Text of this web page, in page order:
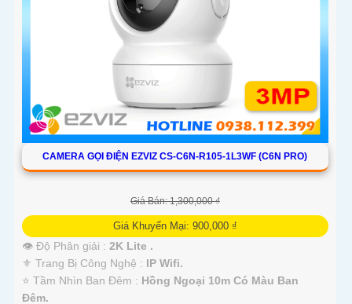
CAMERA GỌI ĐIỆN EZVIZ CS-C6N-R105-1L3WF (C6N PRO)
Giá Bán: 1,300,000 ₫
Giá Khuyến Mại: 900,000 ₫
👁 Độ Phân giải : 2K Lite .
⚜️ Trang Bị Công Nghệ : IP Wifi.
⭐ Tầm Nhìn Ban Đêm : Hồng Ngoại 10m Có Màu Ban
Ðêm.